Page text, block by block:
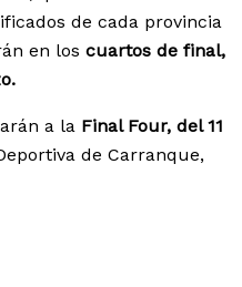
de cada provincia
en los cuartos de final,
a la Final Four, del 11
de Carranque,